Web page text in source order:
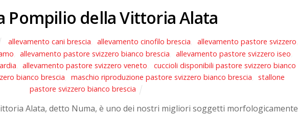
Pompilio della Vittoria Alata
allevamento cani brescia allevamento cinofilo brescia allevamento pastore svizzero
allevamento pastore svizzero bianco brescia allevamento pastore svizzero iseo
allevamento pastore svizzero veneto
cuccioli disponibili pastore svizzero bianco
bianco brescia maschio riproduzione pastore svizzero bianco brescia
stallone
pastore svizzero bianco brescia
Alata, detto Numa, è uno dei nostri migliori soggetti morfologicamente